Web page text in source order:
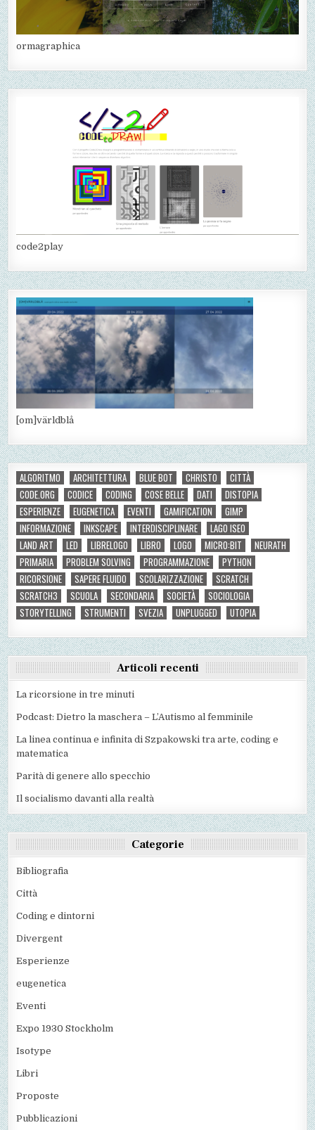
ormagraphica
code2play
[om]världblå
ALGORITMO ARCHITETTURA BLUE BOT CHRISTO
CITTÀ
CODE.ORG
CODICE CODING COSE BELLE DATI
DISTOPIA
ESPERIENZE
EUGENETICA EVENTI GAMIFICATION
GIMP
INFORMAZIONE
INKSCAPE INTERDISCIPLINARE
LAGO ISEO
LAND ART
LED LIBRELOGO LIBRO LOGO MICRO:BIT
NEURATH
PRIMARIA
PROBLEM SOLVING PROGRAMMAZIONE
PYTHON
RICORSIONE
SAPERE FLUIDO SCOLARIZZAZIONE
SCRATCH
SCRATCH3
SCUOLA SECONDARIA SOCIETÀ
SOCIOLOGIA
STORYTELLING
STRUMENTI SVEZIA UNPLUGGED UTOPIA
Articoli recenti
La ricorsione in tre minuti
Podcast: Dietro la maschera – L’Autismo al femminile
La linea continua e infinita di Szpakowski tra arte, coding e
matematica
Parità di genere allo specchio
Il socialismo davanti alla realtà
Categorie
Bibliografia
Città
Coding e dintorni
Divergent
Esperienze
eugenetica
Eventi
Expo 1930 Stockholm
Isotype
Libri
Proposte
Pubblicazioni